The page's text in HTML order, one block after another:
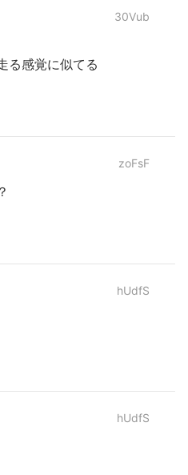
30Vub
る感覚に似てる
zoFsF
hUdfS
hUdfS